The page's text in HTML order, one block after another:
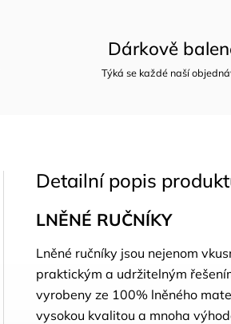
Dárkově
Týká se každé naší
Detailní popis
LNĚNÉ RUČNÍKY
Lněné ručníky jsou nejenom
praktickým a udržitelným
vyrobeny ze 100% lněného
vysokou kvalitou a mnoha